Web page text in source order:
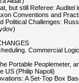
but still Referee: Auditel
Conventions and
Political Challenges:
Commercial
Portable Peoplemeter,
US (Philip Napoli)
A Set-Top Box